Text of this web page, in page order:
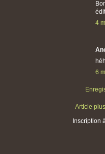
4
6
Article
Inscription